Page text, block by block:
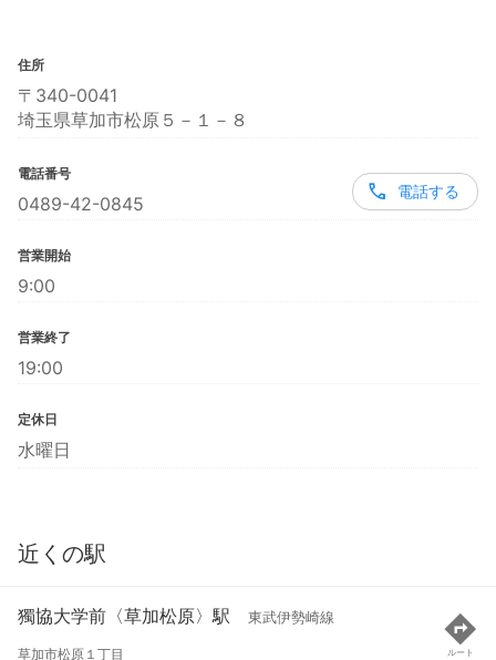
住所
〒340-0041
埼玉県草加市松原５－１－８
電話番号
0489-42-0845
電話する
営業開始
9:00
営業終了
19:00
定休日
水曜日
近くの駅
獨協大学前〈草加松原〉駅 東武伊勢崎線
草加市松原１丁目
ルート